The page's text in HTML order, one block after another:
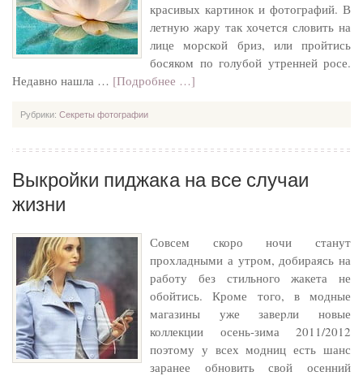
красивых картинок и фотографий. В
летную жару так хочется словить на
лице морской бриз, или пройтись
босяком по голубой утренней росе.
Недавно нашла … [Подробнее …]
Рубрики: Секреты фотографии
Выкройки пиджака на все случаи
жизни
Совсем скоро ночи станут
прохладными а утром, добираясь на
работу без стильного жакета не
обойтись. Кроме того, в модные
магазины уже завеpли новые
коллекции осень-зима 2011/2012
поэтому у всех модниц есть шанс
заранее обновить свой осенний